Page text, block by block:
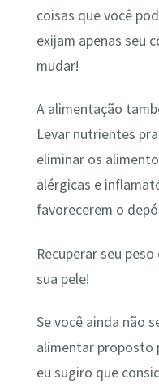
coisas que você
exijam apenas seu
mudar!
A alimentação
Levar nutrientes
eliminar os
alérgicas e
favorecerem o
Recuperar seu
sua pele!
Se você ainda não
alimentar proposto
eu sugiro que